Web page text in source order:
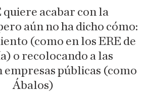
quiere acabar con la
aún no ha dicho cómo:
(como en los ERE de
o recolocando a las
públicas (como
Ábalos)